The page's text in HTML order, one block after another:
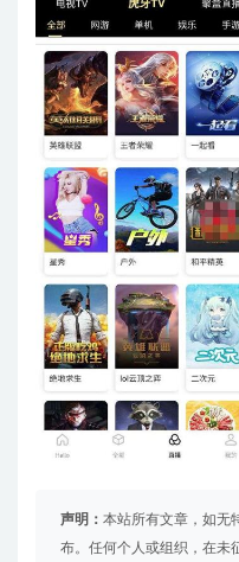
声明： 本站所有文章，如无
布。任何个人或组织，在未